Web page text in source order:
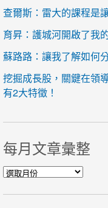
查爾斯：雷大的課程是
育昇：護城河開啟了我
蘇路路：讓我了解如何
挖掘成長股，關鍵在領
有2大特徵！
每月文章彙整
每月文章彙整